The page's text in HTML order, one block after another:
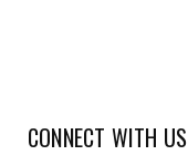
CONNECT WITH US